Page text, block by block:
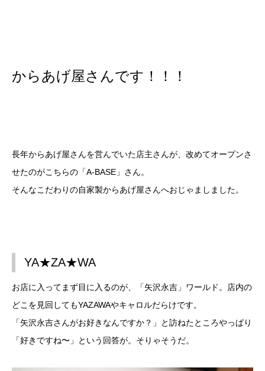
からあげ屋さんです！！！
長年からあげ屋さんを営んでいた店主さんが、改めてオープンさ
せたのがこちらの「A-BASE」さん。
そんなこだわりの自家製からあげ屋さんへおじゃましました。
YA★ZA★WA
お店に入ってまず目に入るのが、「矢沢永吉」ワールド。店内の
どこを見回してもYAZAWAやキャロルだらけです。
「矢沢永吉さんがお好きなんですか？」と訪ねたところやっぱり
「好きですね〜」という回答が。そりゃそうだ。